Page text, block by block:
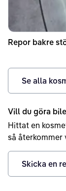
Repor bakre
Se alla
Vill du göra
Hittat en
så
Skicka en